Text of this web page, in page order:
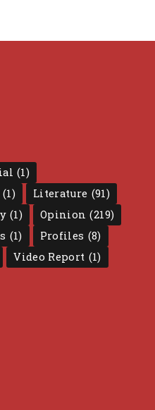
(1)
(1) Literature (91)
(1) Opinion (219)
(1) Profiles (8)
Video Report (1)